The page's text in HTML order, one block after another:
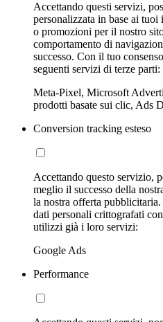
Accettando questi servizi,
personalizzata in base ai
o promozioni per il nostro
comportamento di
successo. Con il tuo
seguenti servizi di terze parti:
Meta-Pixel, Microsoft
prodotti basate sui clic, Ads
Conversion tracking esteso
Accettando questo servizio,
meglio il successo della
la nostra offerta
dati personali crittografati
utilizzi già i loro servizi:
Google Ads
Performance